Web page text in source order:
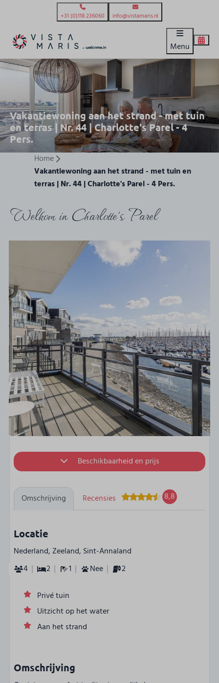
+31 (0)118 236060 info@vistamaris.nl
Menu
Vakantiewoning aan het strand - met tuin
en terras | Nr. 44 | Charlotte's Parel - 4
Pers.
Home
Vakantiewoning aan het strand - met tuin en
terras | Nr. 44 | Charlotte's Parel - 4 Pers.
Welkom in Charlotte's Parel
Beschikbaarheid en prijs
Omschrijving Recensies 8,8
Locatie
Nederland, Zeeland, Sint-Annaland
4
2 1 Nee 2
Privé tuin
Uitzicht op het water
Aan het strand
Omschrijving